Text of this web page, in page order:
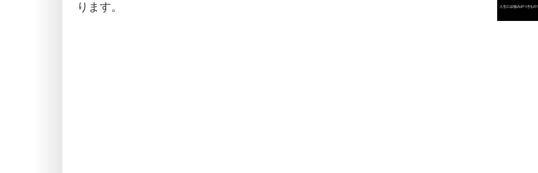
ります。
3